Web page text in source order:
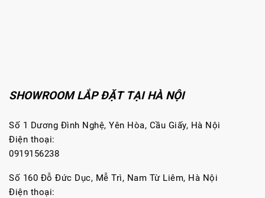
SHOWROOM LẮP ĐẶT TẠI HÀ NỘI
Số 1 Dương Đình Nghệ, Yên Hòa, Cầu Giấy, Hà Nội
Điện thoại:
0919156238
Số 160 Đỗ Đức Dục, Mễ Trì, Nam Từ Liêm, Hà Nội
Điện thoại: